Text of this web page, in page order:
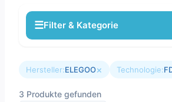
☰Filter & Kategorie
Hersteller:ELEGOO× Technologie:
3 Produkte gefunden